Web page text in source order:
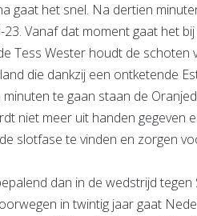
gaat het snel. Na dertien
23. Vanaf dat moment gaat het
Tess Wester houdt de schoten
die dankzij een ontketende
te gaan staan de
niet meer uit handen gegeven
slotfase te vinden en zorgen
dan in de wedstrijd
in twintig jaar gaat